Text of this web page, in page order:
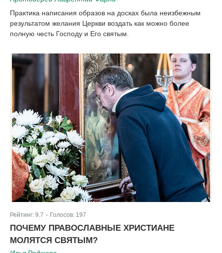
Практика написания образов на досках была неизбежным
результатом желания Церкви воздать как можно более
полную честь Господу и Его святым.
Рейтинг: 9.7 Голосов: 197
ПОЧЕМУ ПРАВОСЛАВНЫЕ ХРИСТИАНЕ
МОЛЯТСЯ СВЯТЫМ?